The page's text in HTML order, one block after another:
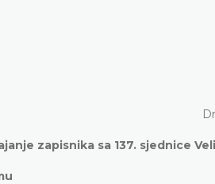
zapisnika sa 137. sjednice